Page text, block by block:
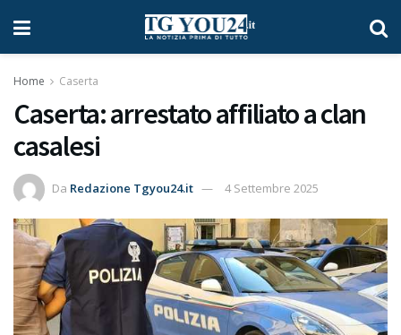
Home Caserta
Caserta: arrestato affiliato a clan
casalesi
Da Redazione Tgyou24.it 4 Settembre 2025